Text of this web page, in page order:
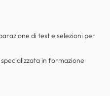
di test e selezioni per
in formazione